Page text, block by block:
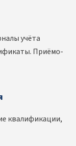
учёта
Приёмо-
квалификации,